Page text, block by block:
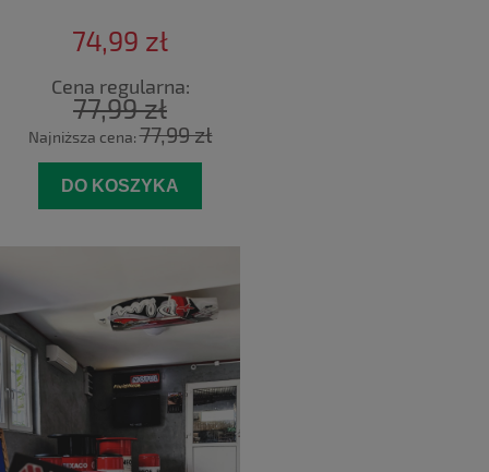
74,99 zł
Cena regularna:
77,99 zł
Najniższa cena:77,99 zł
DO KOSZYKA